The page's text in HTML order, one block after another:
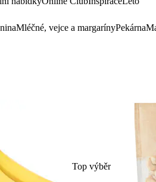
Mléčné, vejce a margarínyPekárna
Top výběr